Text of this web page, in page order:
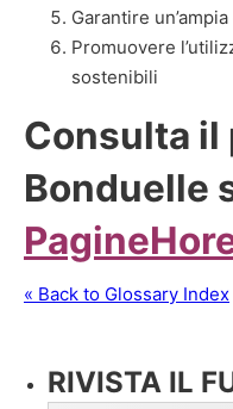
Garantire
Promuovere
sostenibili
Consulta il
Bonduelle
« Back to Glossary Index
RIVISTA IL